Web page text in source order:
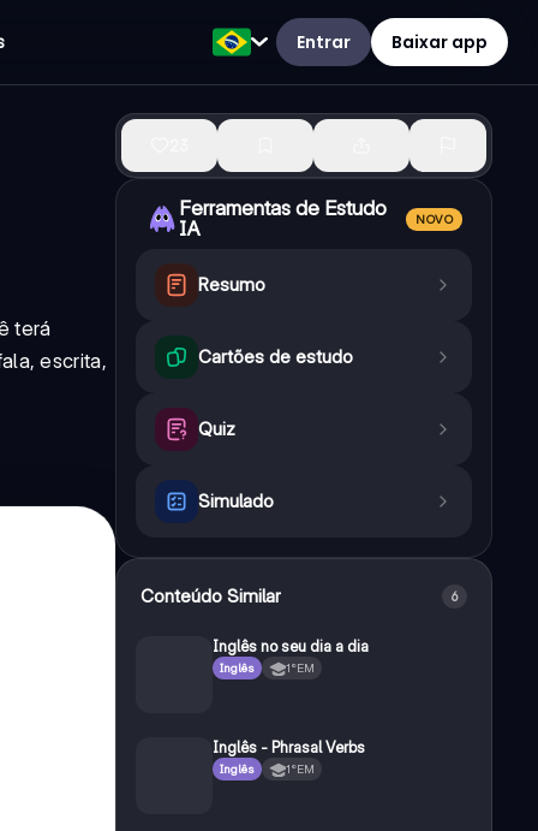
Entrar Baixar app
terá
escrita,
Ferramentas de Estudo
IA
NOVO
Resumo
Cartões de estudo
Quiz
Simulado
Conteúdo Similar 6
Inglês no seu dia a dia
Inglês 1°EM
Inglês - Phrasal Verbs
Inglês 1°EM